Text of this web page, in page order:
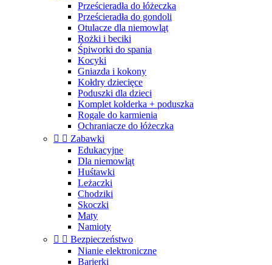
Prześcieradła do łóżeczka
Prześcieradła do gondoli
Otulacze dla niemowląt
Rożki i beciki
Śpiworki do spania
Kocyki
Gniazda i kokony
Kołdry dziecięce
Poduszki dla dzieci
Komplet kołderka + poduszka
Rogale do karmienia
Ochraniacze do łóżeczka
  Zabawki
Edukacyjne
Dla niemowląt
Huśtawki
Leżaczki
Chodziki
Skoczki
Maty
Namioty
  Bezpieczeństwo
Nianie elektroniczne
Barierki